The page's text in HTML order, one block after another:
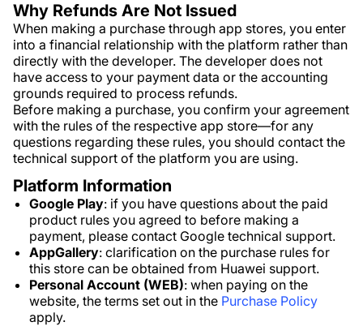
Why Refunds Are Not Issued
When making a purchase through app stores, you enter
into a financial relationship with the platform rather than
directly with the developer. The developer does not
have access to your payment data or the accounting
grounds required to process refunds.
Before making a purchase, you confirm your agreement
with the rules of the respective app store—for any
questions regarding these rules, you should contact the
technical support of the platform you are using.
Platform Information
Google Play: if you have questions about the paid
product rules you agreed to before making a
payment, please contact Google technical support.
AppGallery: clarification on the purchase rules for
this store can be obtained from Huawei support.
Personal Account (WEB): when paying on the
website, the terms set out in the Purchase Policy
apply.